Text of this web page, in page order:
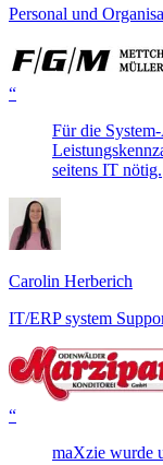
Personal und
“
Für die
seitens IT nötig.
Carolin Herberich
IT/ERP system
“
maXzie wurde